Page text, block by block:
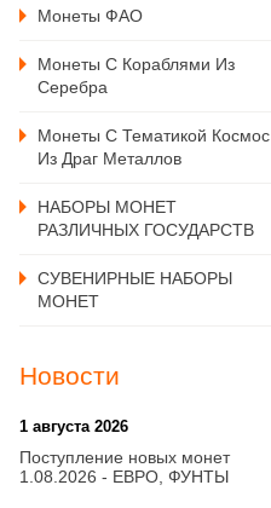
Монеты ФАО
Монеты С Кораблями Из
Серебра
Монеты С Тематикой Космос
Из Драг Металлов
НАБОРЫ МОНЕТ
РАЗЛИЧНЫХ ГОСУДАРСТВ
СУВЕНИРНЫЕ НАБОРЫ
МОНЕТ
Новости
1 августа 2026
Поступление новых монет
1.08.2026 - ЕВРО, ФУНТЫ